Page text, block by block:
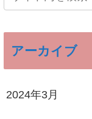
アーカイブ
2024年3月